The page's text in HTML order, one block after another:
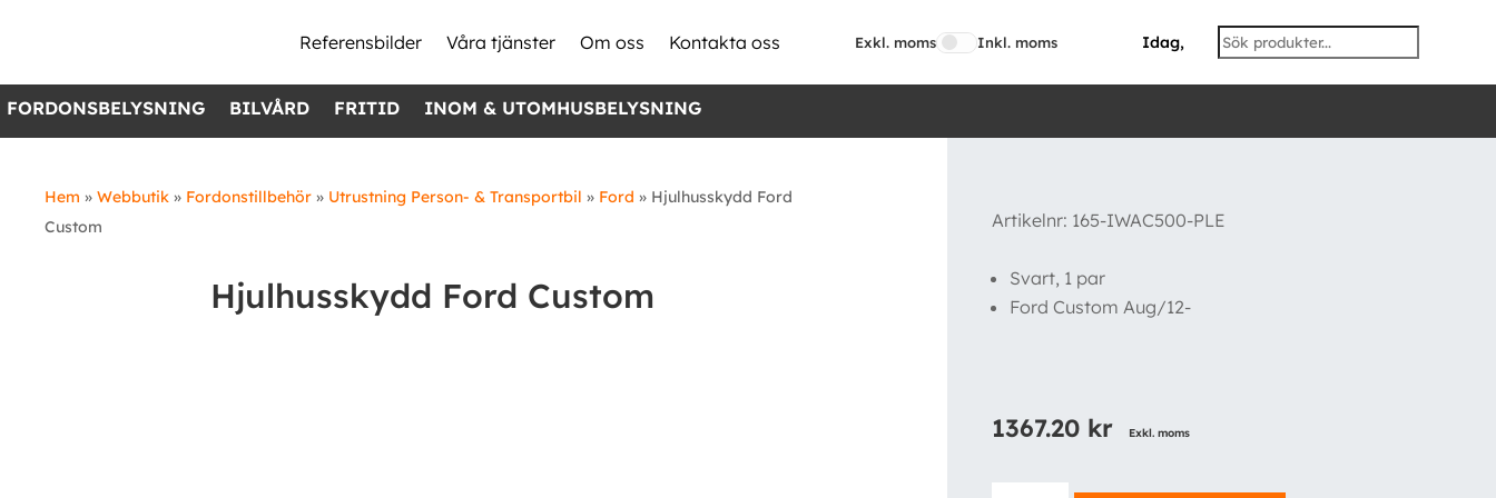
Referensbilder Våra tjänster Om oss Kontakta oss Exkl. moms Inkl. moms Idag,
FORDONSBELYSNING BILVÅRD FRITID INOM & UTOMHUSBELYSNING
Hem » Webbutik » Fordonstillbehör » Utrustning Person- & Transportbil » Ford » Hjulhusskydd Ford
Custom
Hjulhusskydd Ford Custom
Artikelnr: 165-IWAC500-PLE
Svart, 1 par
Ford Custom Aug/12-
1367.20 kr Exkl. moms